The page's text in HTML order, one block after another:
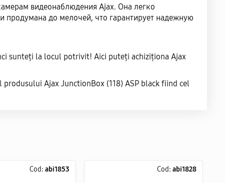
видеонаблюдения Ajax. Она легко
продумана до мелочей, что гарантирует надежную
sunteți la locul potrivit! Aici puteți achiziționa Ajax
Ajax JunctionBox (118) ASP black fiind cel
Cod: abi1853 Cod: abi1828